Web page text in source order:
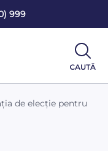
999
de elecție pentru